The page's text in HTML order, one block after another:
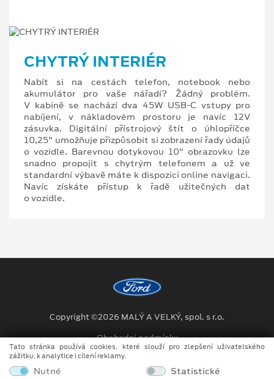
CHYTRÝ INTERIÉR
Nabít si na cestách telefon, notebook nebo
akumulátor pro vaše nářadí? Žádný problém.
V kabině se nachází dva 45W USB-C vstupy pro
nabíjení, v nákladovém prostoru je navíc 12V
zásuvka. Digitální přístrojový štít o úhlopříčce
10,25" umožňuje přizpůsobit si zobrazení řady údajů
o vozidle. Barevnou dotykovou 10" obrazovku lze
snadno propojit s chytrým telefonem a už ve
standardní výbavě máte k dispozici online navigaci.
Navíc získáte přístup k řadě užitečných dat
o vozidle.
Copyright ©2026 MALÝ A VELKÝ, spol. s r.o.
Obchodní podmínky
Ochrana osobních údajů
Tato stránka používá cookies, které slouží pro zlepšení uživatelského
zážitku, k analytice i cílení reklamy.
Nutné
Statistické